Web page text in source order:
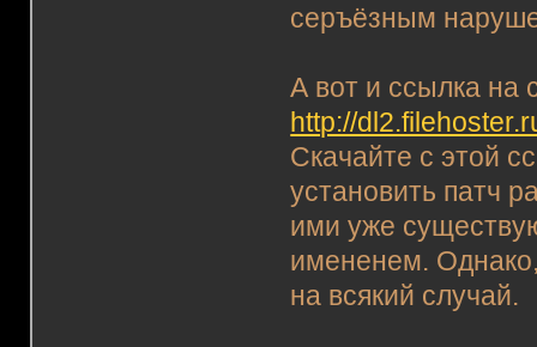
серъёзным
А вот и ссылка на
http://
Скачайте с этой
установить патч
ими уже
имененем.
на всякий случай.